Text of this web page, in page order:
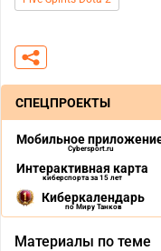
СПЕЦПРОЕКТЫ
Мобильное
Cybersport.ru
Интерактивная карта
киберспорта за 15 лет
Киберкалендарь
по Миру Танков
Материалы по теме